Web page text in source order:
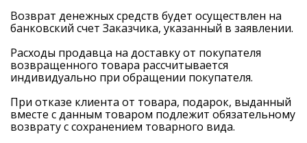
Возврат денежных средств будет осуществлен на
банковский счет Заказчика, указанный в заявлении.
Расходы продавца на доставку от покупателя
возвращенного товара рассчитывается
индивидуально при обращении покупателя.
При отказе клиента от товара, подарок, выданный
вместе с данным товаром подлежит обязательному
возврату с сохранением товарного вида.